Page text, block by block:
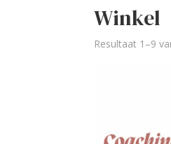
Winkel
Resultaat 1–9